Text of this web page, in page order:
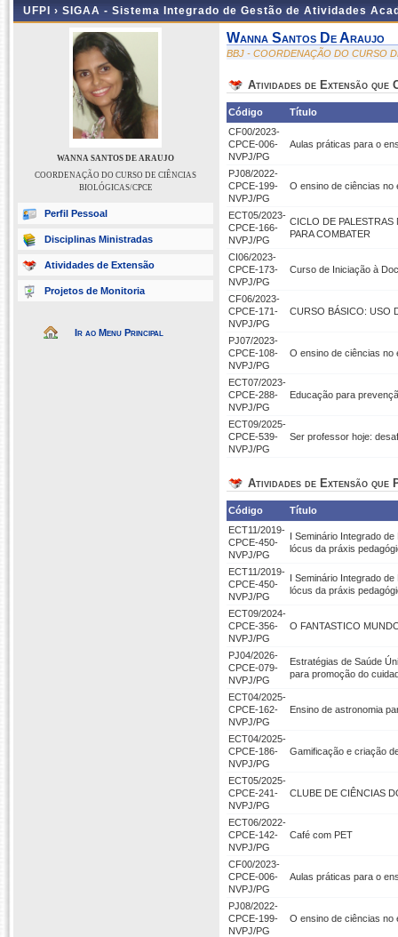
UFPI › SIGAA - Sistema Integrado de Gestão de Atividades
WANNA SANTOS DE ARAUJO
COORDENAÇÃO DO CURSO DE CIÊNCIAS
BIOLÓGICAS/CPCE
Perfil Pessoal
Disciplinas Ministradas
Atividades de Extensão
Projetos de Monitoria
Ir ao Menu Principal
Wanna Santos De Araujo
BBJ - COORDENAÇÃO DO CURSO
Atividades de Extensão que
Código
Título
CF00/2023-
CPCE-006-
NVPJ/PG
Aulas práticas para o
PJ08/2022-
CPCE-199-
NVPJ/PG
O ensino de ciências no
ECT05/2023-
CPCE-166-
NVPJ/PG
CICLO DE PALESTRAS
PARA COMBATER
CI06/2023-
CPCE-173-
NVPJ/PG
Curso de Iniciação à
CF06/2023-
CPCE-171-
NVPJ/PG
CURSO BÁSICO: USO
PJ07/2023-
CPCE-108-
NVPJ/PG
O ensino de ciências no
ECT07/2023-
CPCE-288-
NVPJ/PG
Educação para
ECT09/2025-
CPCE-539-
NVPJ/PG
Ser professor hoje:
Atividades de Extensão que
Código
Título
ECT11/2019-
CPCE-450-
NVPJ/PG
I Seminário Integrado
lócus da práxis
ECT11/2019-
CPCE-450-
NVPJ/PG
I Seminário Integrado
lócus da práxis
ECT09/2024-
CPCE-356-
NVPJ/PG
O FANTASTICO
PJ04/2026-
CPCE-079-
NVPJ/PG
Estratégias de Saúde
para promoção do
ECT04/2025-
CPCE-162-
NVPJ/PG
Ensino de astronomia
ECT04/2025-
CPCE-186-
NVPJ/PG
Gamificação e criação
ECT05/2025-
CPCE-241-
NVPJ/PG
CLUBE DE CIÊNCIAS
ECT06/2022-
CPCE-142-
NVPJ/PG
Café com PET
CF00/2023-
CPCE-006-
NVPJ/PG
Aulas práticas para o
PJ08/2022-
CPCE-199-
NVPJ/PG
O ensino de ciências no